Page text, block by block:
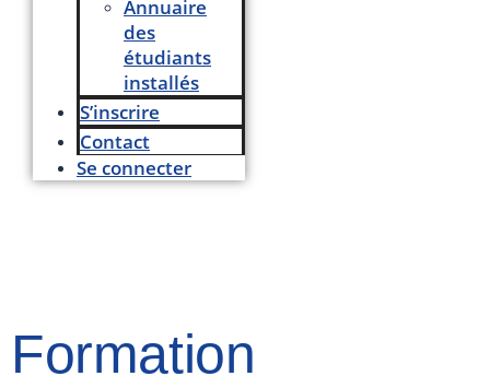
Annuaire
des
étudiants
installés
S’inscrire
Contact
Se connecter
Formation